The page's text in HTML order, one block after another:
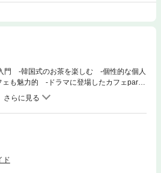
門 ‐韓国式のお茶を楽しむ ‐個性的な個人
も魅力的 ‐ドラマに登場したカフェpart 2
茶を知る ‐韓国緑茶を味わう ‐伝統菓子
3 ドリンク＆スイーツ！ ‐どんなドリン
‐カフェでランチ ！part 4 カフェの楽し
‐韓国人のカフェの楽しみ方 ‐カフェめぐ
島山公園 ‐仁寺洞 ‐三清洞 ‐大学路 ‐弘
ル他
ド